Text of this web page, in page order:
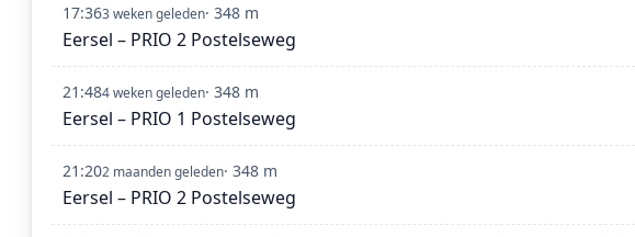
17:363 weken geleden· 348 m
Eersel – PRIO 2 Postelseweg
21:484 weken geleden· 348 m
Eersel – PRIO 1 Postelseweg
21:202 maanden geleden· 348 m
Eersel – PRIO 2 Postelseweg